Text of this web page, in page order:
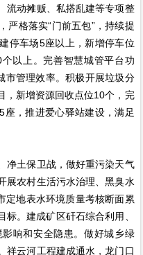
动摊贩、私搭乱建等专项整
严格落实“门前五包”，持续提
停车场5座以上，新增停车位
以上。完善智慧城管平台功
市管理效率。积极开展垃圾分
，新增资源回收点位10个，完
，推进爱心驿站建设，满足
土保卫战，做好重污染天气
展农村生活污水治理、黑臭水
定地表水环境质量考核断面累
。建成矿区矸石综合利用、
响和安全隐患。做好城乡绿
祥云河工程建成通水，龙门口